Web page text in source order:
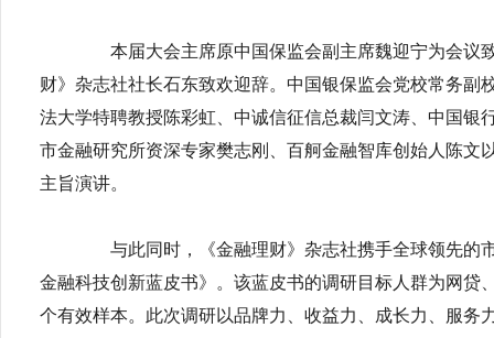
本届大会主席原中国保监会副主席魏迎宁为会议
财》杂志社社长石东致欢迎辞。中国银保监会党校常务副
法大学特聘教授陈彩虹、中诚信征信总裁闫文涛、中国银
市金融研究所资深专家樊志刚、百舸金融智库创始人陈文
主旨演讲。
与此同时，《金融理财》杂志社携手全球领先的
金融科技创新蓝皮书》。该蓝皮书的调研目标人群为网贷
个有效样本。此次调研以品牌力、收益力、成长力、服务